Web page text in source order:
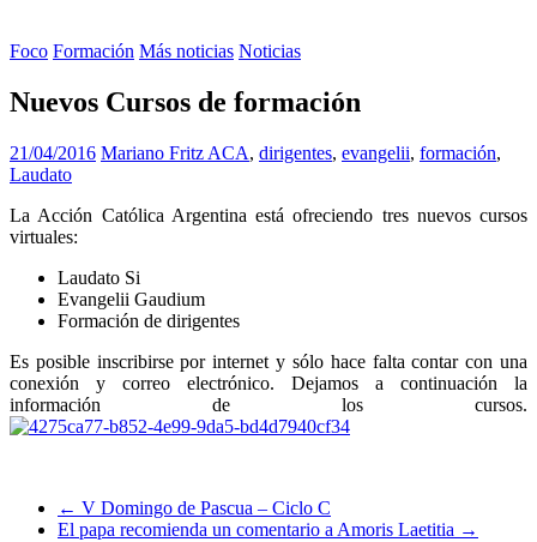
Foco Formación Más noticias Noticias
Nuevos Cursos de formación
21/04/2016 Mariano Fritz ACA, dirigentes, evangelii, formación,
Laudato
La Acción Católica Argentina está ofreciendo tres nuevos cursos
virtuales:
Laudato Si
Evangelii Gaudium
Formación de dirigentes
Es posible inscribirse por internet y sólo hace falta contar con una
conexión y correo electrónico. Dejamos a continuación la
información de los cursos.
← V Domingo de Pascua – Ciclo C
El papa recomienda un comentario a Amoris Laetitia →